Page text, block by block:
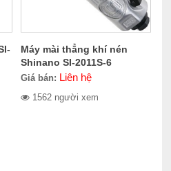
Máy mài thẳng khí nén
Shinano SI-2011S-6
Giá bán: Liên hệ
1562 người xem